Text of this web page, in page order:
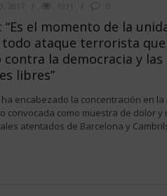
2017 1931
“Es el momento de la
todo ataque terrorista que
la democracia y las
libres”
encabezado la concentración en la
convocada como muestra de dolor y
atentados de Barcelona y